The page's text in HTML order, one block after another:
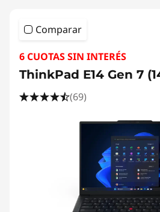
Comparar
6 CUOTAS SIN INTERÉS
ThinkPad E14 Gen 7
(69)